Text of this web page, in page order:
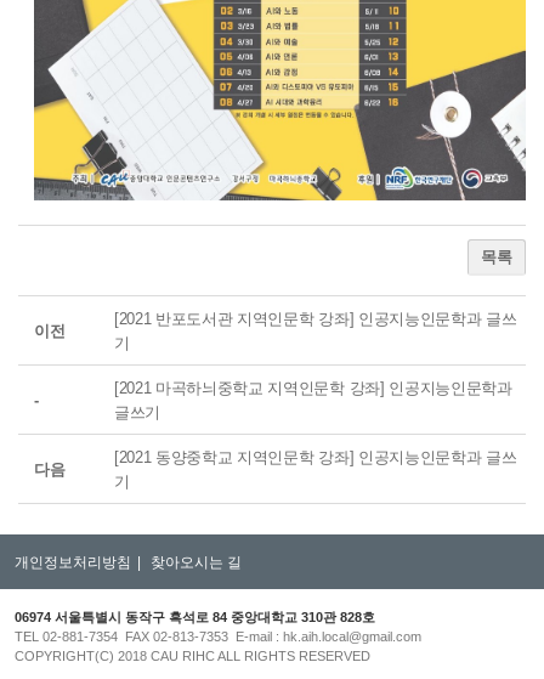
목록
이전
[2021 반포도서관 지역인문학 강좌] 인공지능인문학과 글쓰
기
-
[2021 마곡하늬중학교 지역인문학 강좌] 인공지능인문학과
글쓰기
다음
[2021 동양중학교 지역인문학 강좌] 인공지능인문학과 글쓰
기
개인정보처리방침 찾아오시는 길
06974 서울특별시 동작구 흑석로 84 중앙대학교 310관 828호
TEL 02-881-7354 FAX 02-813-7353 E-mail : hk.aih.local@gmail.com
COPYRIGHT(C) 2018 CAU RIHC ALL RIGHTS RESERVED